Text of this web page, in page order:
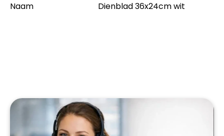
Naam
Dienblad 36x24cm wit